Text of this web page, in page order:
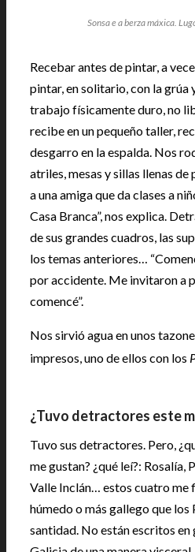
Sonsa e a berza máxica.
Recebar antes de pintar, a
pintar, en solitario, con la grúa
trabajo físicamente duro, no
recibe en un pequeño taller,
desgarro en la espalda. Nos
atriles, mesas y sillas llenas
a una amiga que da clases a
Casa Branca”, nos explica.
de sus grandes cuadros, las
los temas anteriores…
por accidente. Me invitaron a
comencé”.
Nos sirvió agua en unos
impresos, uno de ellos con los
¿Tuvo detractores este
Tuvo sus detractores. Pero,
me gustan? ¿qué leí?: Rosalía,
Valle Inclán… estos cuatro me
húmedo o más gallego que
santidad. No están escritos